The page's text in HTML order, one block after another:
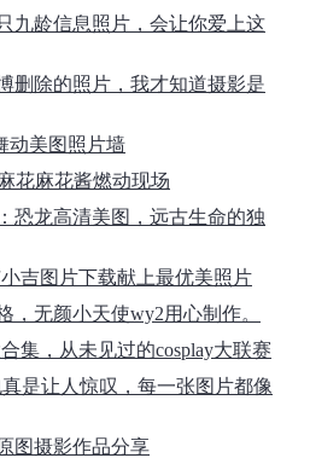
九龄信息照片，会让你爱上这
删除的照片，我才知道摄影是
动美图照片墙
花麻花酱燃动现场
恐龙高清美图，远古生命的独
吉图片下载献上最优美照片
，无颜小天使wy2用心制作。
集，从未见过的cosplay大联赛
是让人惊叹，每一张图片都像
图摄影作品分享